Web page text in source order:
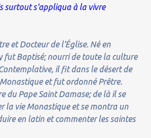
surtout s'appliqua à la vivre
et Docteur de l’Église. Né en
fut Baptisé; nourri de toute la culture
il fit dans le désert de
et fut ordonné Prêtre.
du Pape Saint Damase; de là il se
la vie Monastique et se montra un
en latin et commenter les saintes